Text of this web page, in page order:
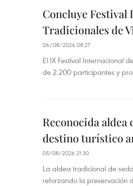
Concluye
Tradicionales de
06/08/2026 08:27
El IX Festival Internacional
de 2.200 participantes y
Reconocida aldea
destino turístico
05/08/2026 21:30
La aldea tradicional de
reforzando la preservación